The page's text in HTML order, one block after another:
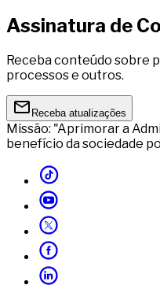
Assinatura de
Receba conteúdo sobre
processos e outros.
Receba atualizações
Missão: "Aprimorar a
benefício da sociedade